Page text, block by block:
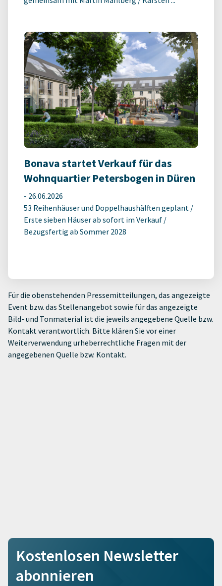
Bonava startet Verkauf für das
Wohnquartier Petersbogen in Düren
- 26.06.2026
53 Reihenhäuser und Doppelhaushälften geplant /
Erste sieben Häuser ab sofort im Verkauf /
Bezugsfertig ab Sommer 2028
Für die obenstehenden Pressemitteilungen, das angezeigte
Event bzw. das Stellenangebot sowie für das angezeigte
Bild- und Tonmaterial ist die jeweils angegebene Quelle bzw.
Kontakt verantwortlich. Bitte klären Sie vor einer
Weiterverwendung urheberrechtliche Fragen mit der
angegebenen Quelle bzw. Kontakt.
Kostenlosen Newsletter
abonnieren